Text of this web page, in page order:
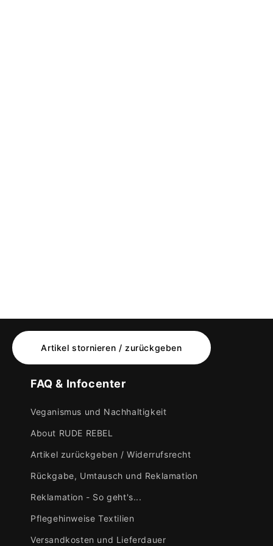
Artikel stornieren / zurückgeben
FAQ & Infocenter
Veganismus und Nachhaltigkeit
About RUDE REBEL
Artikel zurückgeben / Widerrufsrecht
Rückgabe, Umtausch und Reklamation
Reklamation - So geht's...
Pflegehinweise Textilien
Versandkosten und Lieferdauer